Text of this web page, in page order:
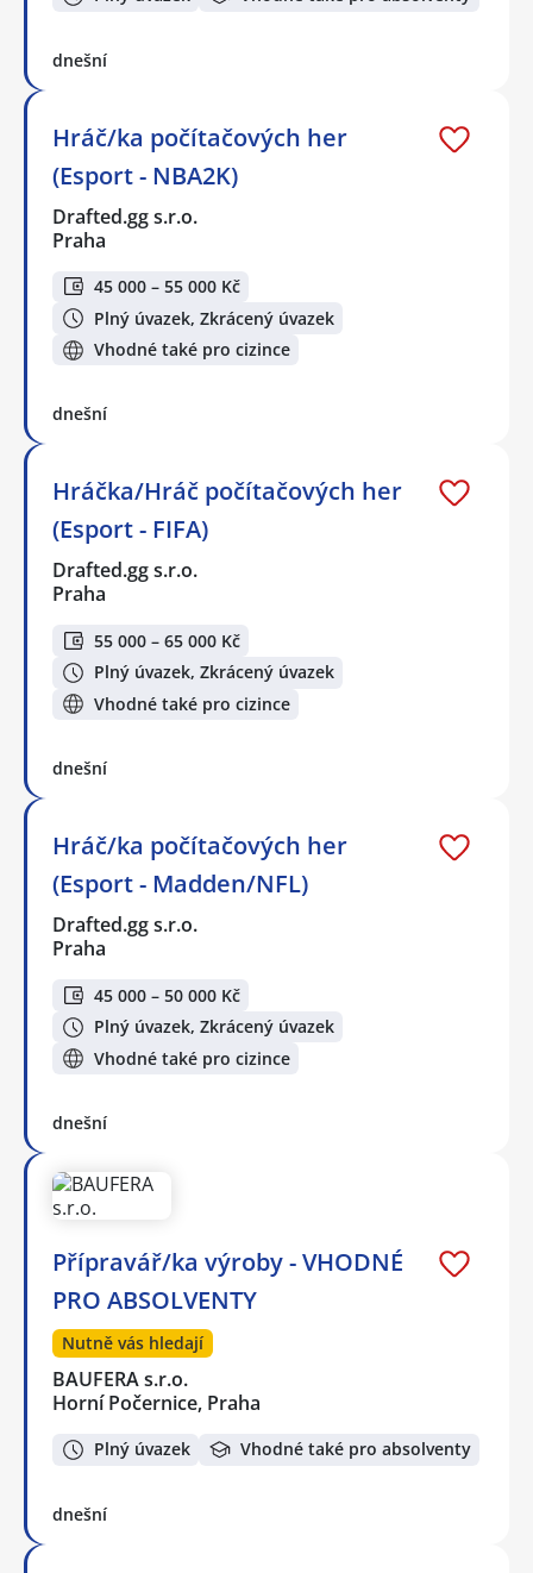
dnešní
Hráč/ka počítačových her
(Esport - NBA2K)
Drafted.gg s.r.o.
Praha
45 000 – 55 000 Kč
Plný úvazek, Zkrácený úvazek
Vhodné také pro cizince
dnešní
Hráčka/Hráč počítačových her
(Esport - FIFA)
Drafted.gg s.r.o.
Praha
55 000 – 65 000 Kč
Plný úvazek, Zkrácený úvazek
Vhodné také pro cizince
dnešní
Hráč/ka počítačových her
(Esport - Madden/NFL)
Drafted.gg s.r.o.
Praha
45 000 – 50 000 Kč
Plný úvazek, Zkrácený úvazek
Vhodné také pro cizince
dnešní
Přípravář/ka výroby - VHODNÉ
PRO ABSOLVENTY
Nutně vás hledají
BAUFERA s.r.o.
Horní Počernice, Praha
Plný úvazek Vhodné také pro absolventy
dnešní